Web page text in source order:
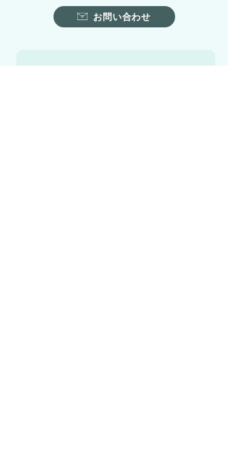
お問い合わせ